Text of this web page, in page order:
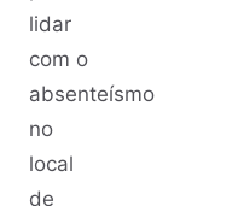
lidar
com o
absenteísmo
no
local
de